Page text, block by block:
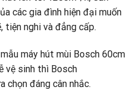
các gia đình hiện đại muốn
tiện nghi và đẳng cấp.
máy hút mùi Bosch 60cm
vệ sinh thì Bosch
chọn đáng cân nhắc.